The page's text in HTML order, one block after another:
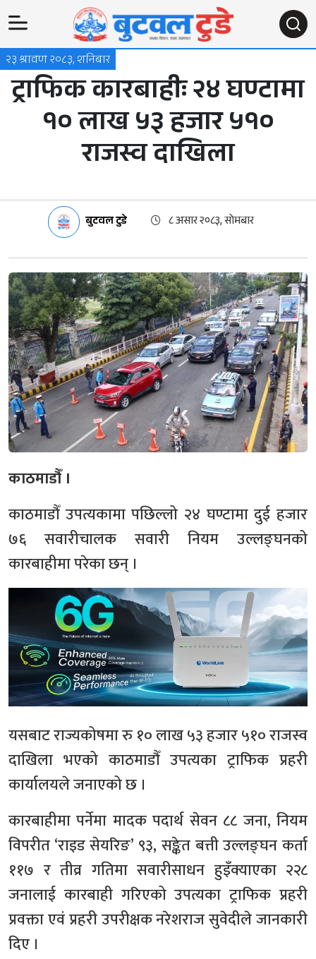
२३ श्रावण २०८३, शनिबार
ट्राफिक कारबाहीः २४ घण्टामा
१० लाख ५३ हजार ५१०
राजस्व दाखिला
बुटवल टुडे ८ असार २०८३, सोमबार
काठमाडौँ ।
काठमाडौँ उपत्यकामा पछिल्लो २४ घण्टामा दुई हजार
७६ सवारीचालक सवारी नियम उल्लङ्घनको
कारबाहीमा परेका छन् ।
यसबाट राज्यकोषमा रु १० लाख ५३ हजार ५१० राजस्व
दाखिला भएको काठमाडौँ उपत्यका ट्राफिक प्रहरी
कार्यालयले जनाएको छ ।
कारबाहीमा पर्नेमा मादक पदार्थ सेवन ८८ जना, नियम
विपरीत ‘राइड सेयरिङ’ ९३, सङ्केत बत्ती उल्लङ्घन कर्ता
११७ र तीव्र गतिमा सवारीसाधन हुइँक्याएका २२८
जनालाई कारबाही गरिएको उपत्यका ट्राफिक प्रहरी
प्रवक्ता एवं प्रहरी उपरीक्षक नरेशराज सुवेदीले जानकारी
दिए ।